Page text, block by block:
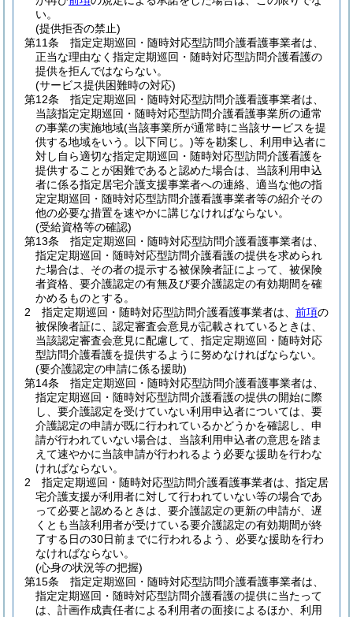
い。
(提供拒否の禁止)
第11条
指定定期巡回・随時対応型訪問介護看護事業者は、
正当な理由なく指定定期巡回・随時対応型訪問介護看護の
提供を拒んではならない。
(サービス提供困難時の対応)
第12条
指定定期巡回・随時対応型訪問介護看護事業者は、
当該指定定期巡回・随時対応型訪問介護看護事業所の通常
の事業の実施地域(当該事業所が通常時に当該サービスを提
供する地域をいう。以下同じ。)等を勘案し、利用申込者に
対し自ら適切な指定定期巡回・随時対応型訪問介護看護を
提供することが困難であると認めた場合は、当該利用申込
者に係る指定居宅介護支援事業者への連絡、適当な他の指
定定期巡回・随時対応型訪問介護看護事業者等の紹介その
他の必要な措置を速やかに講じなければならない。
(受給資格等の確認)
第13条
指定定期巡回・随時対応型訪問介護看護事業者は、
指定定期巡回・随時対応型訪問介護看護の提供を求められ
た場合は、その者の提示する被保険者証によって、被保険
者資格、要介護認定の有無及び要介護認定の有効期間を確
かめるものとする。
2
指定定期巡回・随時対応型訪問介護看護事業者は、 前項の
被保険者証に、認定審査会意見が記載されているときは、
当該認定審査会意見に配慮して、指定定期巡回・随時対応
型訪問介護看護を提供するように努めなければならない。
(要介護認定の申請に係る援助)
第14条
指定定期巡回・随時対応型訪問介護看護事業者は、
指定定期巡回・随時対応型訪問介護看護の提供の開始に際
し、要介護認定を受けていない利用申込者については、要
介護認定の申請が既に行われているかどうかを確認し、申
請が行われていない場合は、当該利用申込者の意思を踏ま
えて速やかに当該申請が行われるよう必要な援助を行わな
ければならない。
2
指定定期巡回・随時対応型訪問介護看護事業者は、指定居
宅介護支援が利用者に対して行われていない等の場合であ
って必要と認めるときは、要介護認定の更新の申請が、遅
くとも当該利用者が受けている要介護認定の有効期間が終
了する日の30日前までに行われるよう、必要な援助を行わ
なければならない。
(心身の状況等の把握)
第15条
指定定期巡回・随時対応型訪問介護看護事業者は、
指定定期巡回・随時対応型訪問介護看護の提供に当たって
は、計画作成責任者による利用者の面接によるほか、利用